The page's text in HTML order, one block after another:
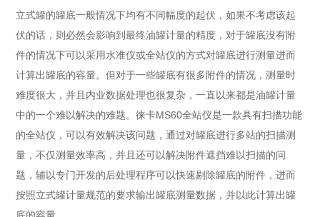
立式罐的罐底一般情况下均有不同幅度的起伏，如果不考虑该起
伏的话，则必然会影响到最终油罐计量的精度，对于罐底没有附
件的情况下可以采用水准仪或全站仪的方式对罐底进行测量进而
计算出罐底的容量。但对于一些罐底有很多附件的情况，测量时
难度很大，并且内业数据处理也很复杂，一直以来都是油罐计量
中的一个难以解决的难题。徕卡MS60全站仪是一款具有扫描功能
的全站仪，可以有效解决该问题，通过对罐底进行多站的扫描测
量，不仅测量效率高，并且还可以解决附件遮挡难以扫描的问
题，辅以专门开发的后处理程序可以快速剔除罐底的附件，进而
按照立式罐计量规范的要求输出罐底测量数据，并以此计算出罐